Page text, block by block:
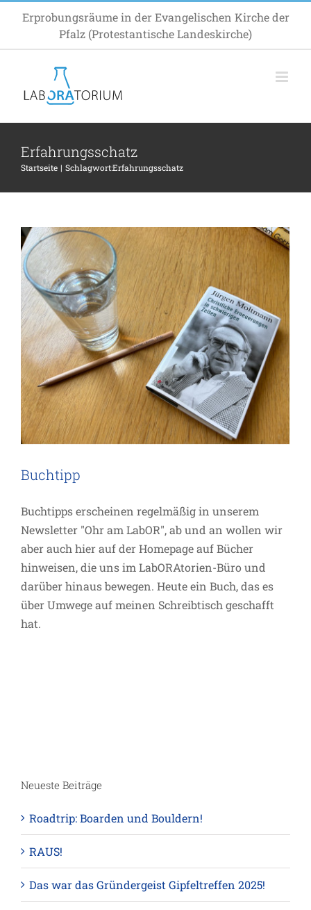
springen
Erprobungsräume in der Evangelischen Kirche der
Pfalz (Protestantische Landeskirche)
Erfahrungsschatz
Startseite Schlagwort:Erfahrungsschatz
Buchtipp
Allgemein
Buchtipp
Buchtipps erscheinen regelmäßig in unserem
Newsletter "Ohr am LabOR", ab und an wollen wir
aber auch hier auf der Homepage auf Bücher
hinweisen, die uns im LabORAtorien-Büro und
darüber hinaus bewegen. Heute ein Buch, das es
über Umwege auf meinen Schreibtisch geschafft
hat.
Neueste Beiträge
Roadtrip: Boarden und Bouldern!
RAUS!
Das war das Gründergeist Gipfeltreffen 2025!